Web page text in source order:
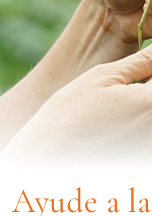
Ayude a la